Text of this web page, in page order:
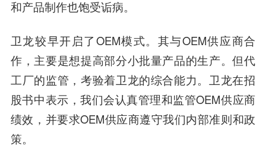
和产品制作也饱受诟病。
卫龙较早开启了OEM模式。其与OEM供应商合
作，主要是想提高部分小批量产品的生产。但代
工厂的监管，考验着卫龙的综合能力。卫龙在招
股书中表示，我们会认真管理和监管OEM供应商
绩效，并要求OEM供应商遵守我们内部准则和政
策。